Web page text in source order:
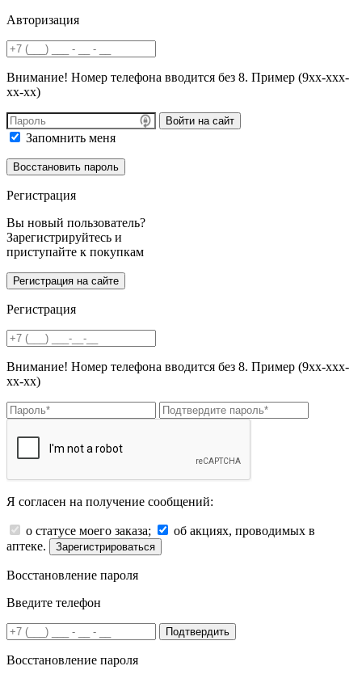
Авторизация
Внимание! Номер телефона вводится без 8. Пример (9хх-ххх-
хх-хх)
Войти на сайт
Запомнить меня
Регистрация
Вы новый пользователь?
Зарегистрируйтесь и
приступайте к покупкам
Регистрация
Внимание! Номер телефона вводится без 8. Пример (9хх-ххх-
хх-хх)
Я согласен на получение сообщений:
о статусе моего заказа;
об акциях, проводимых в
аптеке.
Зарегистрироваться
Восстановление пароля
Введите телефон
Подтвердить
Восстановление пароля